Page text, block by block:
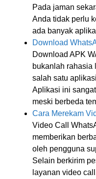
Pada jaman
Anda tidak perlu
ada banyak
Download
Download APK
bukanlah rahasia
salah satu
Aplikasi ini
meski berbeda
Cara Merekam
Video Call
memberikan
oleh pengguna
Selain berkirim
layanan video